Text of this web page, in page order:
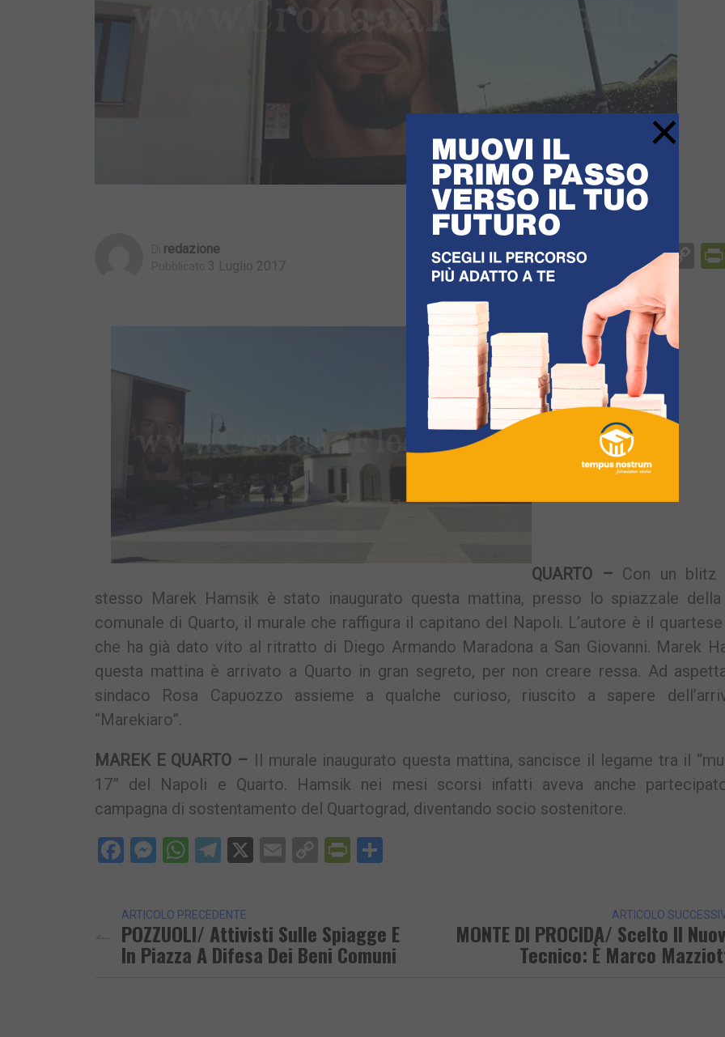
Redazione
3 Luglio 2017 Facebook
Messenger
WhatsApp
TelegramEmail
QUARTO – Con un blitz
stesso Marek Hamsik è stato inaugurato questa mattina, presso lo spiazzale della
comunale di Quarto, il murale che raffigura il capitano del Napoli. L’autore è il
che ha già dato vito al ritratto di Diego Armando Maradona a San Giovanni. Marek
questa mattina è arrivato a Quarto in gran segreto, per non creare ressa. Ad
sindaco Rosa Capuozzo assieme a qualche curioso, riuscito a sapere
“Marekiaro”.
MAREK E QUARTO – Il murale inaugurato questa mattina, sancisce il legame tra il
17” del Napoli e Quarto. Hamsik nei mesi scorsi infatti aveva anche
campagna di sostentamento del Quartograd, diventando socio sostenitore.
Facebook
Messenger
WhatsApp
Telegram
X EmailCopyPrintFriendly
ARTICOLO PRECEDENTE
POZZUOLI/ Attivisti Sulle Spiagge E
In Piazza A Difesa Dei Beni Comuni
ARTICOLO
MONTE DI PROCIDA/ Scelto Il
Tecnico: È Marco
×